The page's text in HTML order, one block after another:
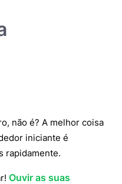
não é? A melhor coisa
iniciante é
rapidamente.
Ouvir as suas